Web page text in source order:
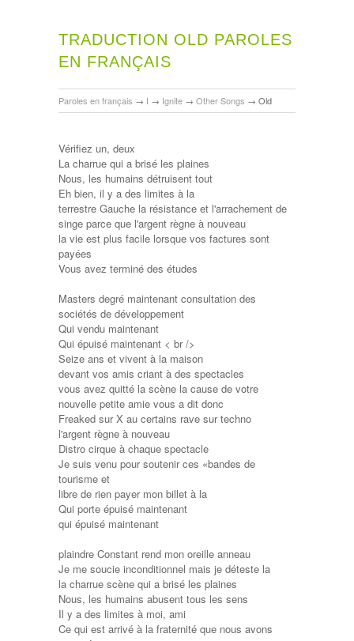
TRADUCTION OLD PAROLES
EN FRANÇAIS
Paroles en français → I → Ignite → Other Songs → Old
Vérifiez un, deux
La charrue qui a brisé les plaines
Nous, les humains détruisent tout
Eh bien, il y a des limites à la
terrestre Gauche la résistance et l'arrachement de
singe parce que l'argent règne à nouveau
la vie est plus facile lorsque vos factures sont
payées
Vous avez terminé des études
Masters degré maintenant consultation des
sociétés de développement
Qui vendu maintenant
Qui épuisé maintenant < br />
Seize ans et vivent à la maison
devant vos amis criant à des spectacles
vous avez quitté la scène la cause de votre
nouvelle petite amie vous a dit donc
Freaked sur X au certains rave sur techno
l'argent règne à nouveau
Distro cirque à chaque spectacle
Je suis venu pour soutenir ces «bandes de
tourisme et
libre de rien payer mon billet à la
Qui porte épuisé maintenant
qui épuisé maintenant
plaindre Constant rend mon oreille anneau
Je me soucie inconditionnel mais je déteste la
la charrue scène qui a brisé les plaines
Nous, les humains abusent tous les sens
Il y a des limites à moi, ami
Ce qui est arrivé à la fraternité que nous avons